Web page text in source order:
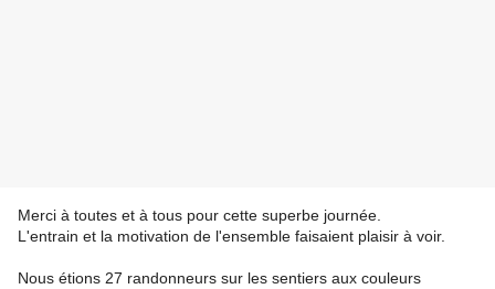
Merci à toutes et à tous pour cette superbe journée.
L'entrain et la motivation de l'ensemble faisaient plaisir à voir.
Nous étions 27 randonneurs sur les sentiers aux couleurs